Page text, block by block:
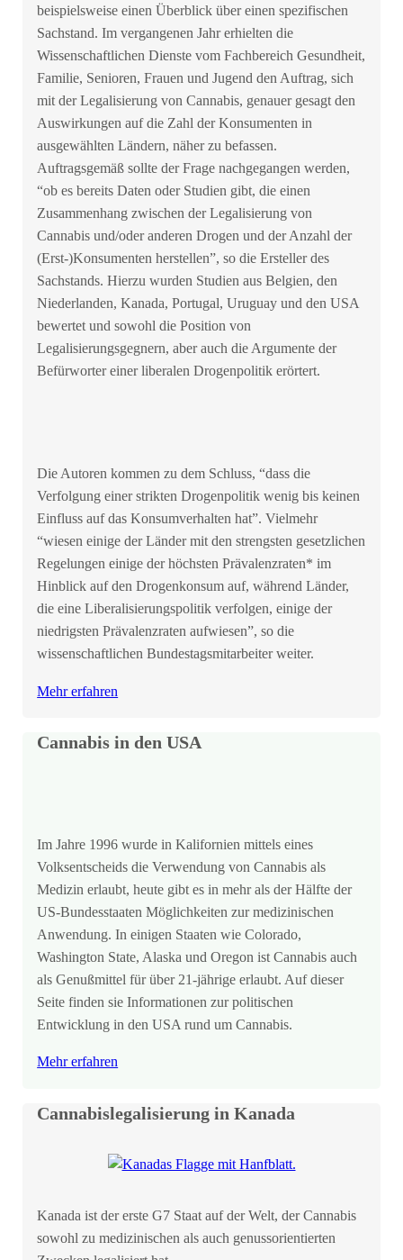
beispielsweise einen Überblick über einen spezifischen
Sachstand. Im vergangenen Jahr erhielten die
Wissenschaftlichen Dienste vom Fachbereich Gesundheit,
Familie, Senioren, Frauen und Jugend den Auftrag, sich
mit der Legalisierung von Cannabis, genauer gesagt den
Auswirkungen auf die Zahl der Konsumenten in
ausgewählten Ländern, näher zu befassen.
Auftragsgemäß sollte der Frage nachgegangen werden,
“ob es bereits Daten oder Studien gibt, die einen
Zusammenhang zwischen der Legalisierung von
Cannabis und/oder anderen Drogen und der Anzahl der
(Erst-)Konsumenten herstellen”, so die Ersteller des
Sachstands. Hierzu wurden Studien aus Belgien, den
Niederlanden, Kanada, Portugal, Uruguay und den USA
bewertet und sowohl die Position von
Legalisierungsgegnern, aber auch die Argumente der
Befürworter einer liberalen Drogenpolitik erörtert.
Die Autoren kommen zu dem Schluss, “dass die
Verfolgung einer strikten Drogenpolitik wenig bis keinen
Einfluss auf das Konsumverhalten hat”. Vielmehr
“wiesen einige der Länder mit den strengsten gesetzlichen
Regelungen einige der höchsten Prävalenzraten* im
Hinblick auf den Drogenkonsum auf, während Länder,
die eine Liberalisierungspolitik verfolgen, einige der
niedrigsten Prävalenzraten aufwiesen”, so die
wissenschaftlichen Bundestagsmitarbeiter weiter.
Mehr erfahren
Cannabis in den USA
Im Jahre 1996 wurde in Kalifornien mittels eines
Volksentscheids die Verwendung von Cannabis als
Medizin erlaubt, heute gibt es in mehr als der Hälfte der
US-Bundesstaaten Möglichkeiten zur medizinischen
Anwendung. In einigen Staaten wie Colorado,
Washington State, Alaska und Oregon ist Cannabis auch
als Genußmittel für über 21-jährige erlaubt. Auf dieser
Seite finden sie Informationen zur politischen
Entwicklung in den USA rund um Cannabis.
Mehr erfahren
Cannabislegalisierung in Kanada
Kanada ist der erste G7 Staat auf der Welt, der Cannabis
sowohl zu medizinischen als auch genussorientierten